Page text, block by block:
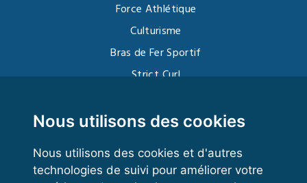
Nous utilisons des cookies
Nous utilisons des cookies et d'autres
technologies de suivi pour améliorer votre
Force Athlétique
Culturisme
Bras de Fer Sportif
Strict Curl
Kettlebell